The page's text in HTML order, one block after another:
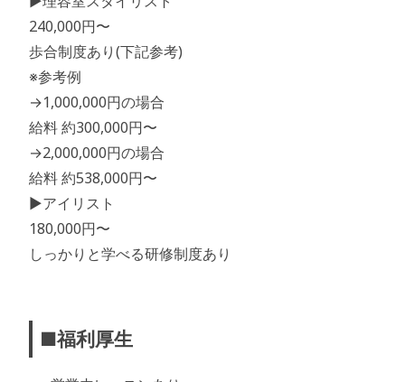
240,000円〜
歩合制度あり(下記参考)
※参考例
→1,000,000円の場合
給料 約300,000円〜
→2,000,000円の場合
給料 約538,000円〜
▶︎アイリスト
180,000円〜
しっかりと学べる研修制度あり
■福利厚生